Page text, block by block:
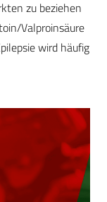
zu beziehen
Valproinsäure
wird häufig